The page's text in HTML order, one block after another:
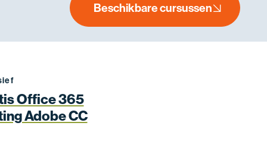
Beschikbare cursussen
Office 365
Adobe CC